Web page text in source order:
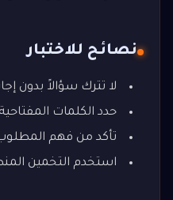
نصائح للاختبار
لا تترك سؤالاً بدون
حدد الكلمات المفتاحية
تأكد من فهم
استخدم التخمين